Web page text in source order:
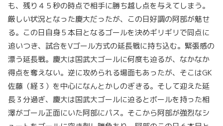
も、残り４５秒の時点で相手に勝ち越し点を与えてしまう。
厳しい状況となった慶大だったが、この日好調の阿部が魅せ
る。この日自身５本目となるゴールを決めギリギリで同点に
追いつき、試合をVゴール方式の延長戦に持ち込む。緊張感の
漂う延長戦。慶大は国武大ゴールに何度も迫るが、なかなか
得点を奪えない。逆に攻められる場面もあったが、そこはGK
佐藤（経３）を中心になんとかしのぎきる。そして迎えた延
長３分過ぎ、慶大は国武大ゴールに迫るとボールを持った相
澤がゴール正面にいた阿部にパス。そこから阿部が強烈なシ